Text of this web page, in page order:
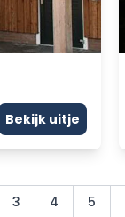
Bekijk uitje
3 4 5